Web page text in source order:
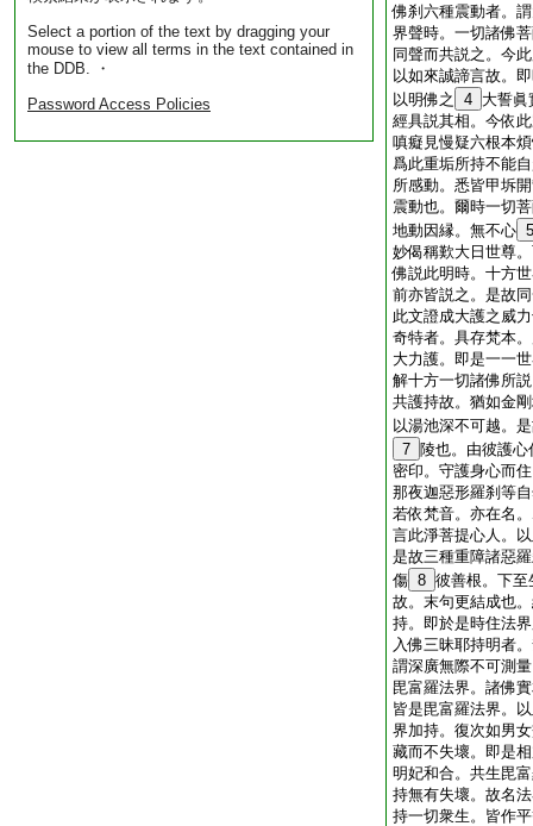
Select a portion of the text by dragging your
mouse to view all terms in the text contained in
the DDB. ・
Password Access Policies
佛刹六種震動者。
界聲時。一切諸佛
同聲而共説之。今
以如來誠諦言故。
以明佛之
4 大誓眞
經具説其相。今依
嗔癡見慢疑六根本
爲此重垢所持不能
所感動。悉皆甲坼
震動也。爾時一切
地動因縁。無不心 5
妙偈稱歎大日世尊
佛説此明時。十方
前亦皆説之。是故
此文證成大護之威
奇特者。具存梵本
大力護。即是一一
解十方一切諸佛所
共護持故。猶如金
以湯池深不可越。
7 陵也。由彼護
密印。守護身心而
那夜迦惡形羅刹等
若依梵音。亦在名
言此淨菩提心人。
是故三種重障諸惡
傷 8 彼善根。下至
故。末句更結成也
持。即於是時住法
入佛三昧耶持明者
謂深廣無際不可測
毘富羅法界。諸佛
皆是毘富羅法界。
界加持。復次如男
藏而不失壞。即是
明妃和合。共生毘
持無有失壞。故名
持一切衆生。皆作